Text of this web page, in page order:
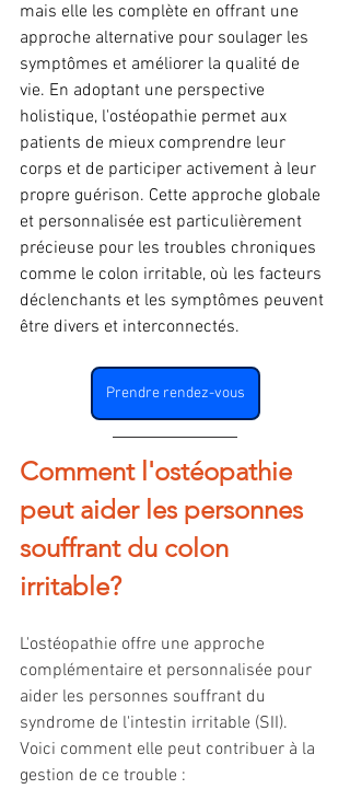
mais elle les complète en offrant une
approche alternative pour soulager les
symptômes et améliorer la qualité de
vie. En adoptant une perspective
holistique, l'ostéopathie permet aux
patients de mieux comprendre leur
corps et de participer activement à leur
propre guérison. Cette approche globale
et personnalisée est particulièrement
précieuse pour les troubles chroniques
comme le colon irritable, où les facteurs
déclenchants et les symptômes peuvent
être divers et interconnectés.
Prendre rendez-vous
Comment l'ostéopathie
peut aider les personnes
souffrant du colon
irritable?
L'ostéopathie offre une approche
complémentaire et personnalisée pour
aider les personnes souffrant du
syndrome de l'intestin irritable (SII).
Voici comment elle peut contribuer à la
gestion de ce trouble :